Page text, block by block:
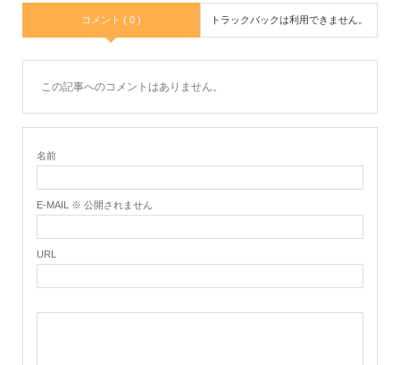
コメント ( 0 ) トラックバックは利用できません。
この記事へのコメントはありません。
名前
E-MAIL ※ 公開されません
URL